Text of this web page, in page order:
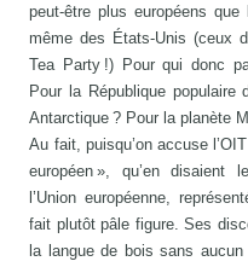
peut-être plus européens
même des États-Unis (ceux
Tea Party !) Pour qui donc
Pour la République populaire
Antarctique ? Pour la planète
Au fait, puisqu’on accuse
européen », qu’en disaient
l’Union européenne,
fait plutôt pâle figure. Ses
la langue de bois sans